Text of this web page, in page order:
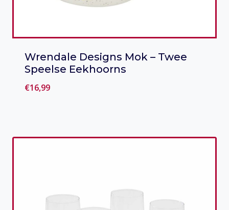
Wrendale Designs Mok – Twee
Speelse Eekhoorns
€16,99